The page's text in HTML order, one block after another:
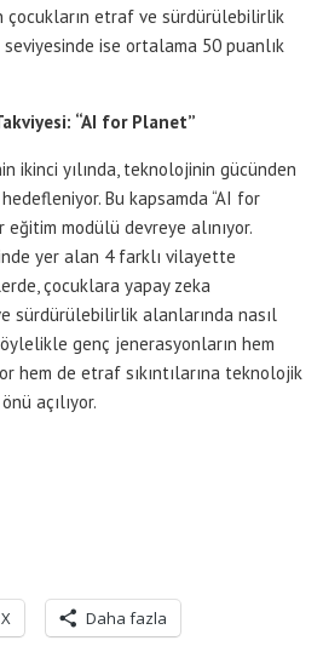
etraf ve sürdürülebilirlik
ise ortalama 50 puanlık
“AI for Planet”
ikinci yılında, teknolojinin gücünden
Bu kapsamda “AI for
modülü devreye alınıyor.
yer alan 4 farklı vilayette
çocuklara yapay zeka
sürdürülebilirlik alanlarında nasıl
genç jenerasyonların hem
hem de etraf sıkıntılarına teknolojik
açılıyor.
X Daha fazla